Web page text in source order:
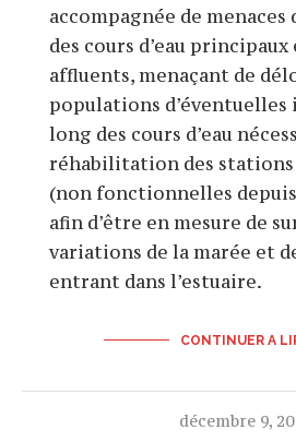
accompagnée de
des cours d’eau
affluents, menaçant de
populations
long des cours d’eau
réhabilitation des
(non fonctionnelles depuis
afin d’être en mesure de
variations de la marée et
entrant dans l’estuaire.
CONTINUER A
décembre 9,